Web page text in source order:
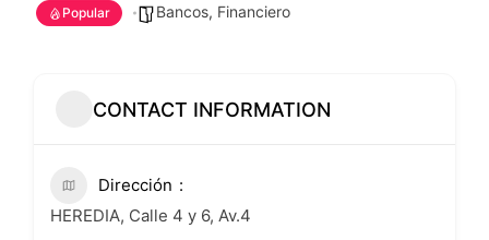
Popular Bancos, Financiero
CONTACT INFORMATION
Dirección
HEREDIA, Calle 4 y 6, Av.4